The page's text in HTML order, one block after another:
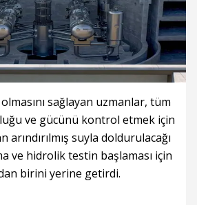
sağlayan uzmanlar, tüm
ve gücünü kontrol etmek için
suyla doldurulacağı
ve hidrolik testin başlaması için
birini yerine getirdi.